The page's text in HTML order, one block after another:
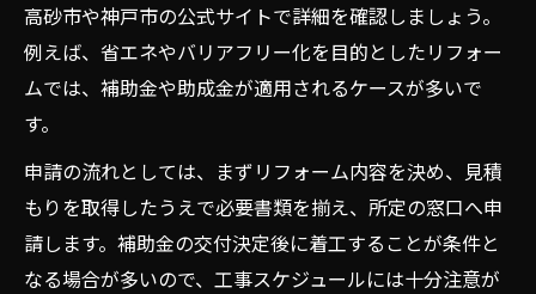
高砂市や神戸市の公式サイトで詳細を確認しましょう。
例えば、省エネやバリアフリー化を目的としたリフォー
ムでは、補助金や助成金が適用されるケースが多いで
す。
申請の流れとしては、まずリフォーム内容を決め、見積
もりを取得したうえで必要書類を揃え、所定の窓口へ申
請します。補助金の交付決定後に着工することが条件と
なる場合が多いので、工事スケジュールには十分注意が